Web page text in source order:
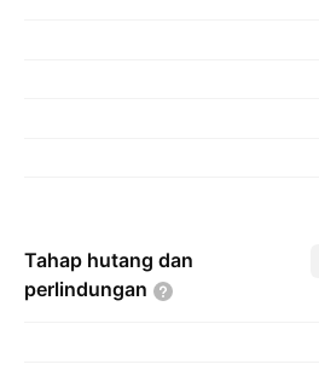
Tahap hutang dan
perlindungan